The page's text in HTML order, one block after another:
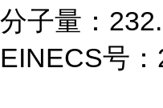
分子量：
EINECS号